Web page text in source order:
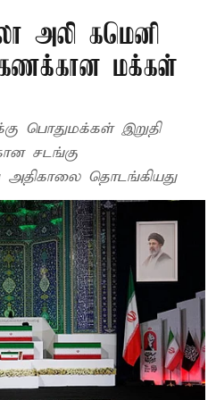
அலி கமெனி
மக்கள்
பொதுமக்கள் இறுதி
சடங்கு
அதிகாலை தொடங்கியது